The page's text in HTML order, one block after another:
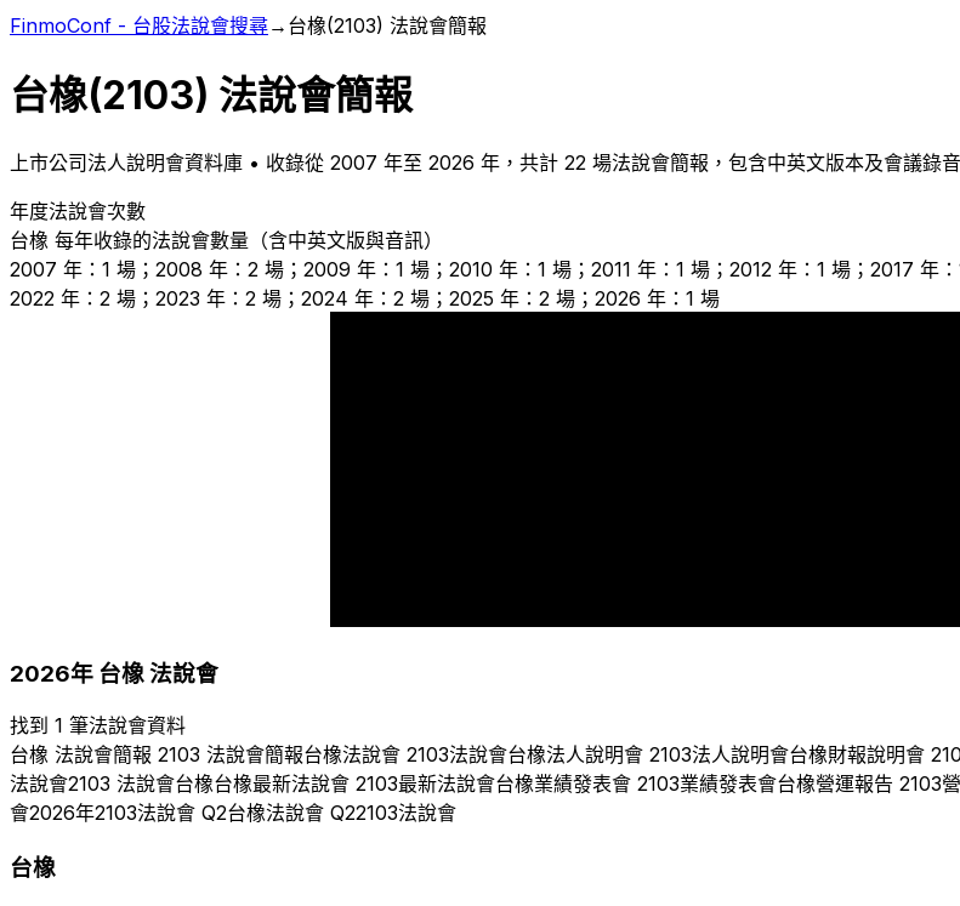
FinmoConf - 台股法說會搜尋→ 台橡(2103) 法說會簡報
台橡(2103) 法說會簡報
上市公司法人說明會資料庫 • 收錄從 2007 年至 2026 年，共計 22 場法說會簡報，包含中英文版本及會議錄
年度法說會次數
台橡 每年收錄的法說會數量（含中英文版與音訊）
2007 年：1 場；2008 年：2 場；2009 年：1 場；2010 年：1 場；2011 年：1 場；2012 年：1 場；2017 年
2022 年：2 場；2023 年：2 場；2024 年：2 場；2025 年：2 場；2026 年：1 場
2026年 台橡法說會
找到 1 筆法說會資料
台橡 法說會簡報 2103 法說會簡報台橡法說會 2103法說會台橡法人說明會 2103法人說明會台橡財報說明會
法說會2103 法說會台橡台橡最新法說會 2103最新法說會台橡業績發表會 2103業績發表會台橡營運報告 2103
會2026年2103法說會 Q2台橡法說會 Q22103法說會
台橡